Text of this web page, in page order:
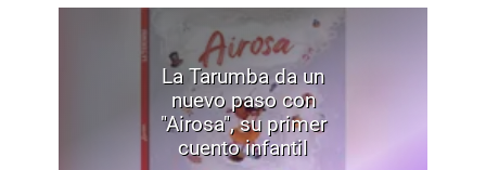
La Tarumba da un
nuevo paso con
"Airosa", su primer
cuento infantil